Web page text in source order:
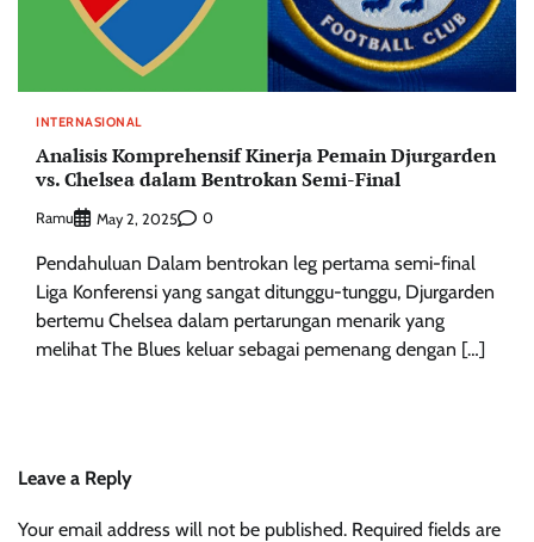
INTERNASIONAL
Analisis Komprehensif Kinerja Pemain Djurgarden
vs. Chelsea dalam Bentrokan Semi-Final
Ramu May 2, 2025 0
Pendahuluan Dalam bentrokan leg pertama semi-final
Liga Konferensi yang sangat ditunggu-tunggu, Djurgarden
bertemu Chelsea dalam pertarungan menarik yang
melihat The Blues keluar sebagai pemenang dengan […]
Leave a Reply
Your email address will not be published. Required fields are